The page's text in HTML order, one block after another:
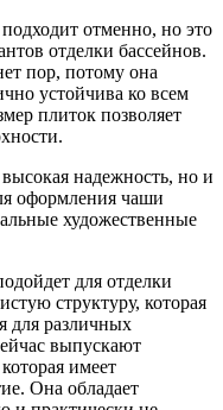
отменно, но это
отделки бассейнов.
пор, потому она
устойчива ко всем
плиток позволяет
надежность, но и
оформления чаши
художественные
для отделки
структуру, которая
для различных
выпускают
имеет
Она обладает